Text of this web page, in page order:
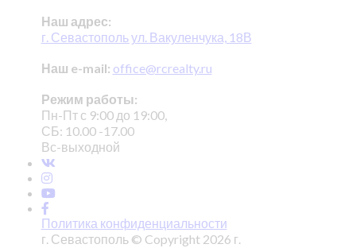
Наш адрес:
г. Севастополь ул. Вакуленчука, 18В
Наш e-mail: office@rcrealty.ru
Режим работы:
Пн-Пт с 9:00 до 19:00,
СБ: 10.00 -17.00
Вс-выходной
Политика конфиденциальности
г. Севастополь © Copyright 2026 г.